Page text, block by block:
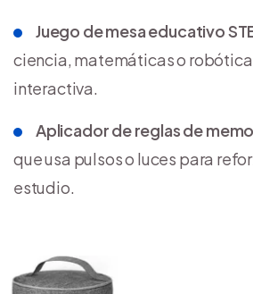
Juego de mesa educativo
ciencia, matemáticas o
interactiva.
Aplicador de reglas de
que usa pulsos o luces para
estudio.